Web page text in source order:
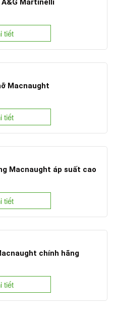
Martinelli
tiết
Macnaught
tiết
Macnaught áp suất cao
tiết
chính hãng
tiết